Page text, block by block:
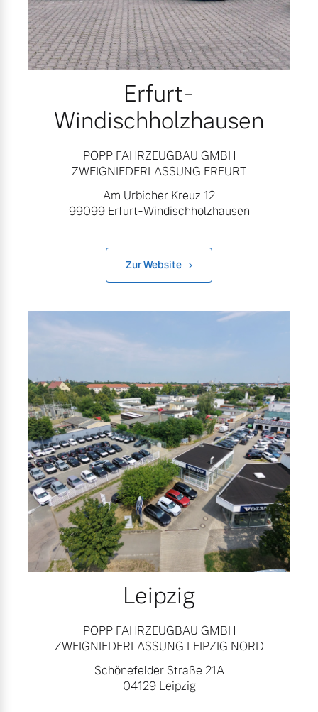
Erfurt-
Windischholzhausen
POPP FAHRZEUGBAU GMBH
ZWEIGNIEDERLASSUNG ERFURT
Am Urbicher Kreuz 12
99099 Erfurt-Windischholzhausen
Zur Website
Leipzig
POPP FAHRZEUGBAU GMBH
ZWEIGNIEDERLASSUNG LEIPZIG NORD
Schönefelder Straße 21A
04129 Leipzig